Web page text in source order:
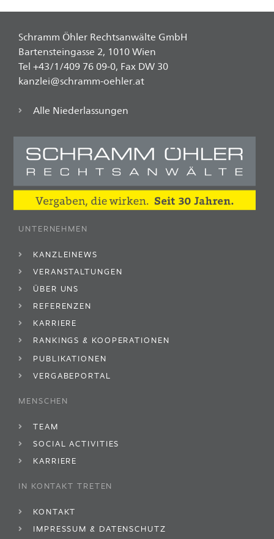
Schramm Öhler Rechtsanwälte GmbH
Bartensteingasse 2, 1010 Wien
Tel +43/1/409 76 09-0, Fax DW 30
kanzlei@schramm-oehler.at
Alle Niederlassungen
UNTERNEHMEN
KANZLEINEWS
VERANSTALTUNGEN
ÜBER UNS
REFERENZEN
KARRIERE
RANKINGS & KOOPERATIONEN
PUBLIKATIONEN
VERGABEPORTAL
MENSCHEN
TEAM
SOCIAL ACTIVITIES
KARRIERE
IN KONTAKT TRETEN
KONTAKT
IMPRESSUM & DATENSCHUTZ